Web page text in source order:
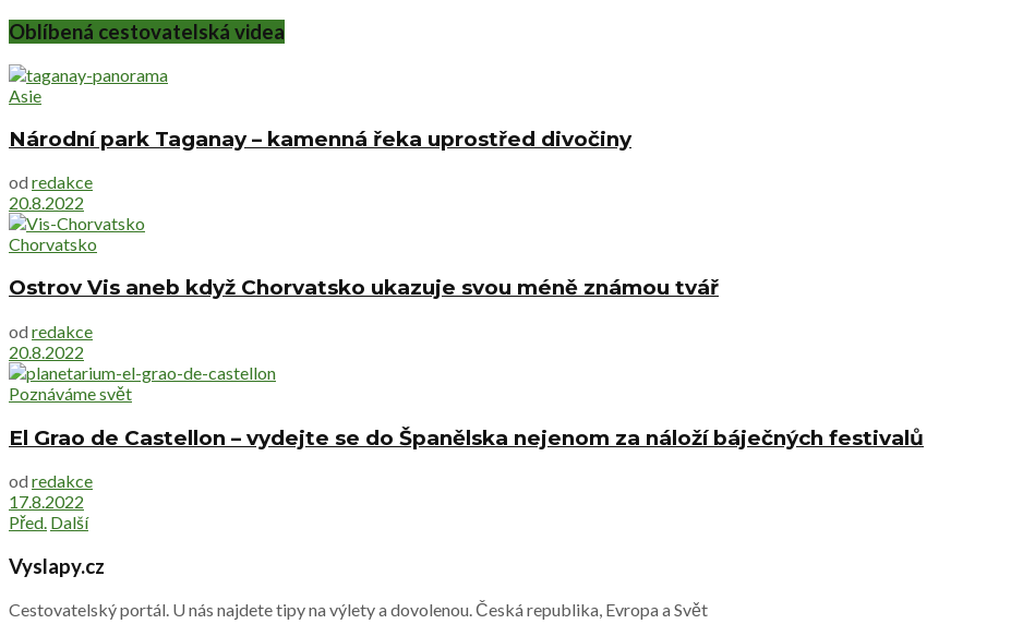
Oblíbená cestovatelská videa
Asie
Národní park Taganay – kamenná řeka uprostřed divočiny
od redakce
20.8.2022
Chorvatsko
Ostrov Vis aneb když Chorvatsko ukazuje svou méně známou tvář
od redakce
20.8.2022
Poznáváme svět
El Grao de Castellon – vydejte se do Španělska nejenom za náloží báječných festivalů
od redakce
17.8.2022
Před. Další
Vyslapy.cz
Cestovatelský portál. U nás najdete tipy na výlety a dovolenou. Česká republika, Evropa a Svět